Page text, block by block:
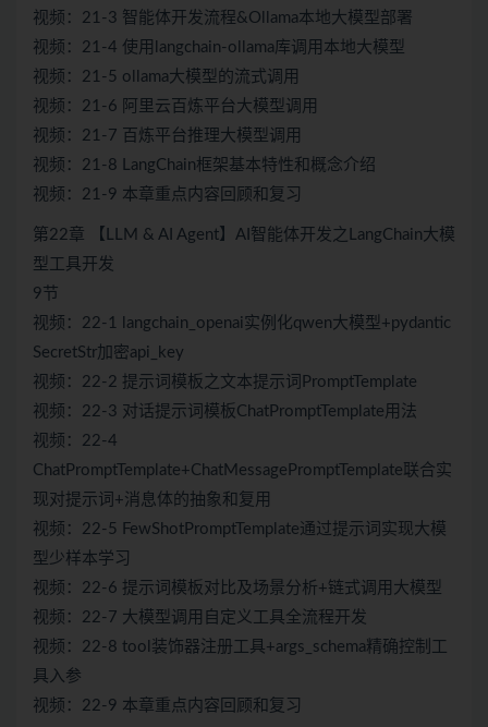
视频：21-3 智能体开发流程&Ollama本地大模型部署
视频：21-4 使用langchain-ollama库调用本地大模型
视频：21-5 ollama大模型的流式调用
视频：21-6 阿里云百炼平台大模型调用
视频：21-7 百炼平台推理大模型调用
视频：21-8 LangChain框架基本特性和概念介绍
视频：21-9 本章重点内容回顾和复习
第22章 【LLM & AI Agent】AI智能体开发之LangChain大模
型工具开发
9节
视频：22-1 langchain_openai实例化qwen大模型+pydantic
SecretStr加密api_key
视频：22-2 提示词模板之文本提示词PromptTemplate
视频：22-3 对话提示词模板ChatPromptTemplate用法
视频：22-4
ChatPromptTemplate+ChatMessagePromptTemplate联合实
现对提示词+消息体的抽象和复用
视频：22-5 FewShotPromptTemplate通过提示词实现大模
型少样本学习
视频：22-6 提示词模板对比及场景分析+链式调用大模型
视频：22-7 大模型调用自定义工具全流程开发
视频：22-8 tool装饰器注册工具+args_schema精确控制工
具入参
视频：22-9 本章重点内容回顾和复习